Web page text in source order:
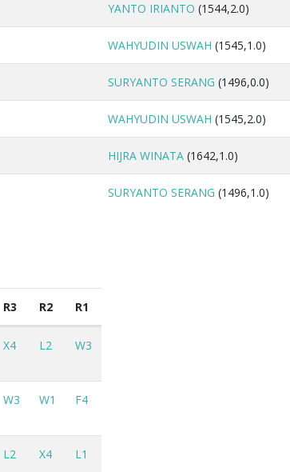
YANTO IRIANTO (1544,2.0)
WAHYUDIN USWAH (1545,1.0)
SURYANTO SERANG (1496,0.0)
WAHYUDIN USWAH (1545,2.0)
HIJRA WINATA (1642,1.0)
SURYANTO SERANG (1496,1.0)
R3 R2 R1
X4 L2 W3
W3 W1 F4
L2 X4 L1